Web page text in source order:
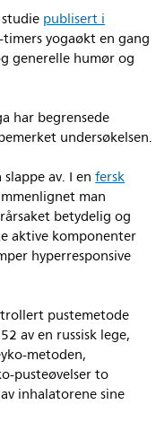
publisert i
yogaøkt en gang
generelle humør og
har begrensede
undersøkelsen.
av. I enfersk
man
betydelig og
aktive komponenter
hyperresponsive
pustemetode
av en russisk lege,
metoden,
pusteøvelser to
inhalatorene sine